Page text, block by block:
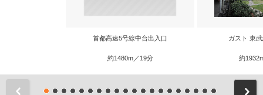
首都高速5号線中台出入口
約1480m／19分
ガスト 東
約